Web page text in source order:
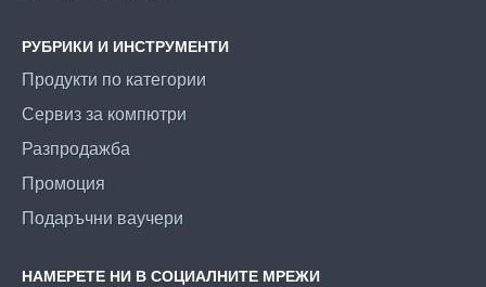
РУБРИКИ И ИНСТРУМЕНТИ
Продукти по категории
Сервиз за компютри
Разпродажба
Промоция
Подаръчни ваучери
НАМЕРЕТЕ НИ В СОЦИАЛНИТЕ МРЕЖИ